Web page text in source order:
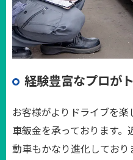
経験豊富なプロが
お客様がよりドライブを
車鈑金を承っております
動車もかなり進化してお